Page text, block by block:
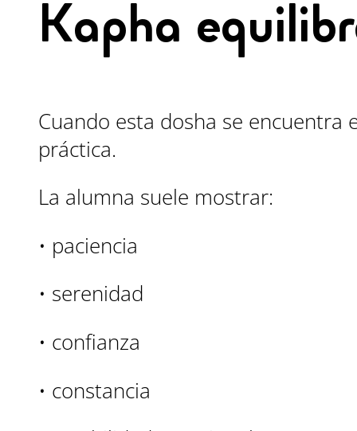
Kapha
Cuando esta dosha se encuentra
práctica.
La alumna suele mostrar:
• paciencia
• serenidad
• confianza
• constancia